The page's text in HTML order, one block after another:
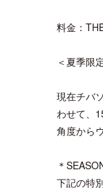
料金：
＜夏季限
現在チバ
わせて、
角度から
＊
下記の特